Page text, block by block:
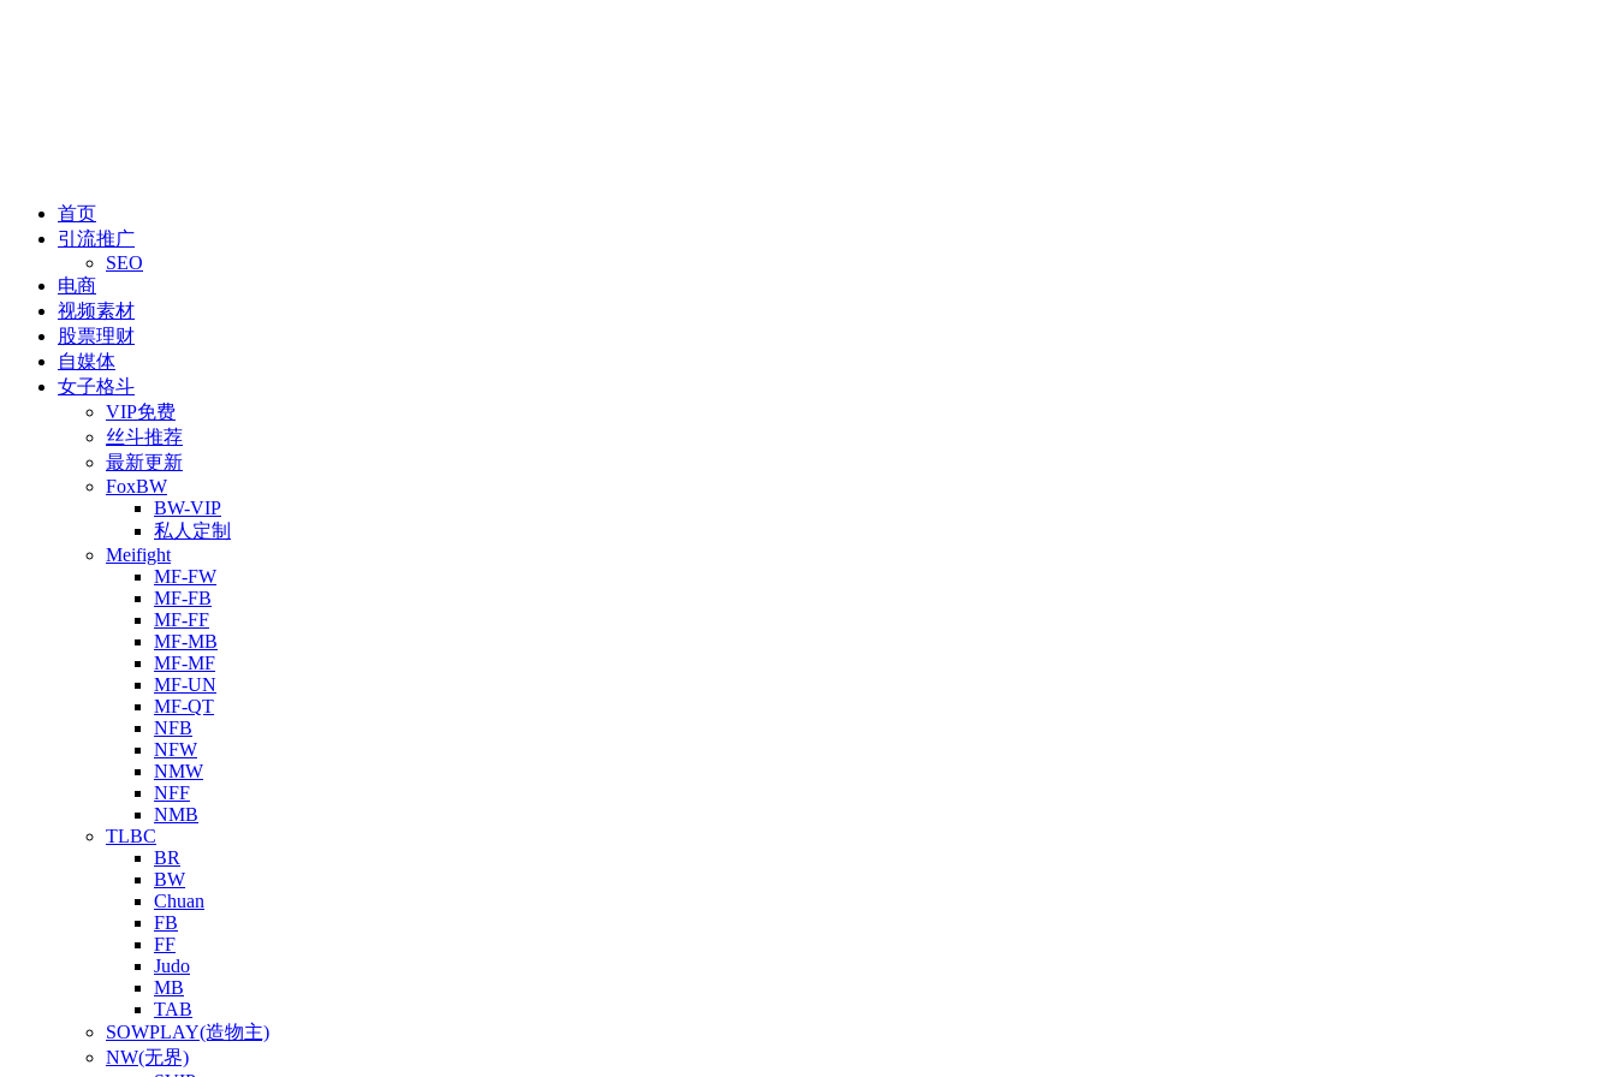
首页
引流推广
SEO
电商
视频素材
股票理财
自媒体
女子格斗
VIP免费
丝斗推荐
最新更新
FoxBW
BW-VIP
私人定制
Meifight
MF-FW
MF-FB
MF-FF
MF-MB
MF-MF
MF-UN
MF-QT
NFB
NFW
NMW
NFF
NMB
TLBC
BR
BW
Chuan
FB
FF
Judo
MB
TAB
SOWPLAY(造物主)
NW(无界)